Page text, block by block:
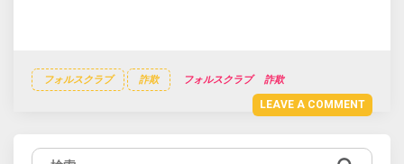
フォルスクラブ 詐欺 フォルスクラブ 詐欺
LEAVE A COMMENT
検